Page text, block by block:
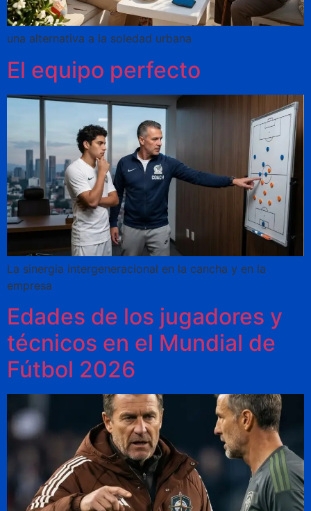
una alternativa a la soledad urbana
El equipo perfecto
La sinergia intergeneracional en la cancha y en la
empresa
Edades de los jugadores y
técnicos en el Mundial de
Fútbol 2026